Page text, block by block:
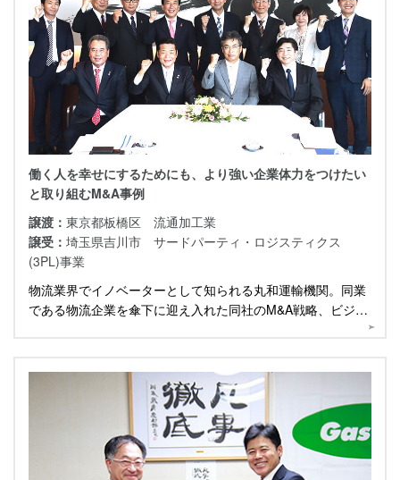
働く人を幸せにするためにも、より強い企業体力をつけたい
と取り組むM&A事例
譲渡： 東京都板橋区 流通加工業
譲受： 埼玉県吉川市 サードパーティ・ロジスティクス
(3PL)事業
物流業界でイノベーターとして知られる丸和運輸機関。同業
である物流企業を傘下に迎え入れた同社のM&A戦略、ビジョ